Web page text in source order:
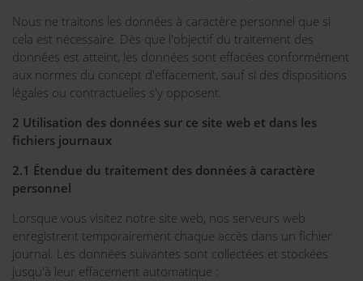
Nous ne traitons les données à caractère personnel que si
cela est nécessaire. Dès que l'objectif du traitement des
données est atteint, les données sont effacées conformément
aux normes du concept d'effacement, sauf si des dispositions
légales ou contractuelles s'y opposent.
2 Utilisation des données sur ce site web et dans les
fichiers journaux
2.1 Étendue du traitement des données à caractère
personnel
Lorsque vous visitez notre site web, nos serveurs web
enregistrent temporairement chaque accès dans un fichier
journal. Les données suivantes sont collectées et stockées
jusqu'à leur effacement automatique :